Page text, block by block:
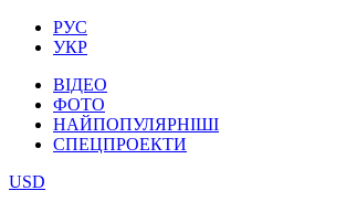
РУС
УКР
ВІДЕО
ФОТО
НАЙПОПУЛЯРНІШІ
СПЕЦПРОЕКТИ
USD